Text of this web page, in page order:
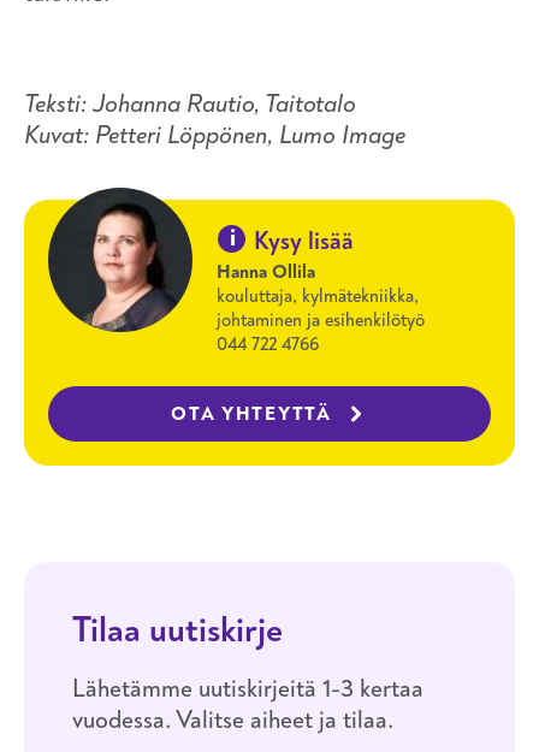
Teksti: Johanna Rautio, Taitotalo
Kuvat: Petteri Löppönen, Lumo Image
i Kysy lisää
Hanna Ollila
kouluttaja, kylmätekniikka,
johtaminen ja esihenkilötyö
044 722 4766
OTA YHTEYTTÄ
Tilaa uutiskirje
Lähetämme uutiskirjeitä 1-3 kertaa
vuodessa. Valitse aiheet ja tilaa.